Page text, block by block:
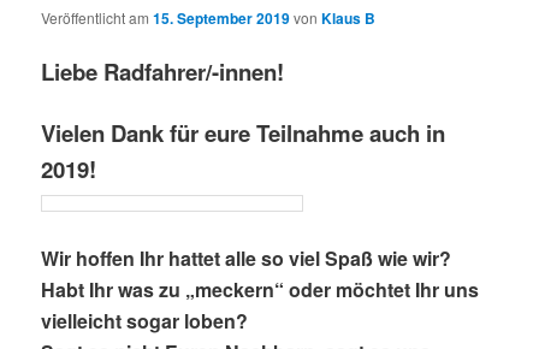
Veröffentlicht am15. September 2019vonKlaus B
Liebe Radfahrer/-innen!
Vielen Dank für eure Teilnahme auch in
2019!
Wir hoffen Ihr hattet alle so viel Spaß wie wir?
Habt Ihr was zu „meckern“ oder möchtet Ihr uns
vielleicht sogar loben?